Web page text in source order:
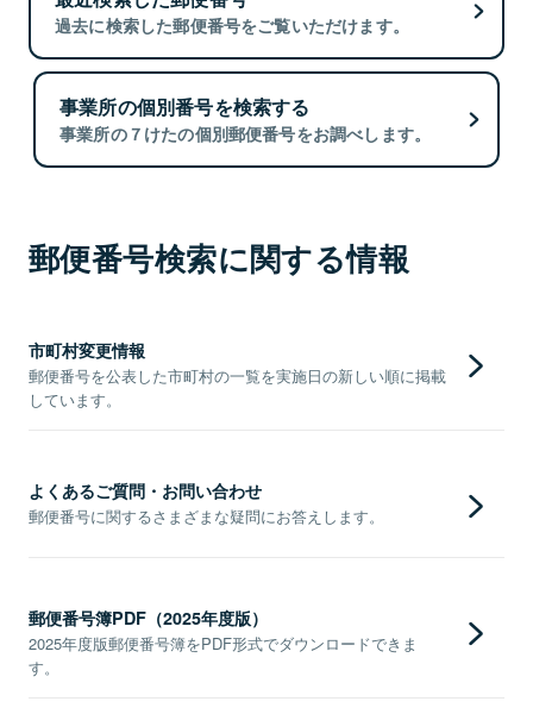
過去に検索した郵便番号をご覧いただけます。
事業所の個別番号を検索する
事業所の７けたの個別郵便番号をお調べします。
郵便番号検索に関する情報
市町村変更情報
郵便番号を公表した市町村の一覧を実施日の新しい順に掲載
しています。
よくあるご質問・お問い合わせ
郵便番号に関するさまざまな疑問にお答えします。
郵便番号簿PDF（2025年度版）
2025年度版郵便番号簿をPDF形式でダウンロードできま
す。